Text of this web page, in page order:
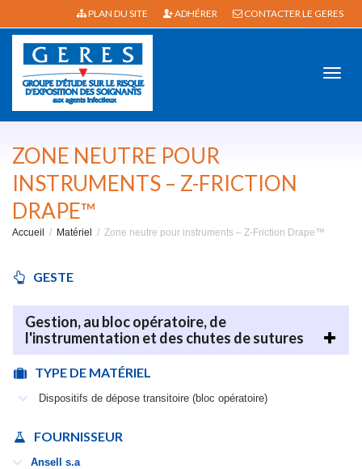
PLAN DU SITE ADHÉRER CONTACTER LE GERES
ZONE NEUTRE POUR
INSTRUMENTS – Z-FRICTION
DRAPE™
Accueil Matériel Zone neutre pour instruments – Z-Friction Drape™
GESTE
Gestion, au bloc opératoire, de
l'instrumentation et des chutes de sutures
TYPE DE MATÉRIEL
Dispositifs de dépose transitoire (bloc opératoire)
FOURNISSEUR
Ansell s.a